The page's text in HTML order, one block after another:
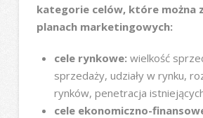
kategorie celów, które można
planach marketingowych:
cele rynkowe: wielkość
sprzedaży, udziały w rynku,
rynków, penetracja
cele ekonomiczno-